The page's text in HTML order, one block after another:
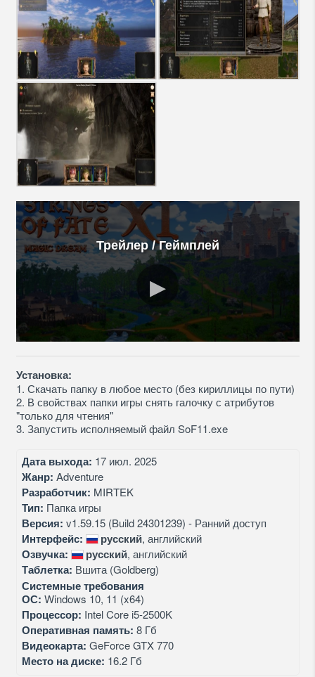
Трейлер / Геймплей
Установка:
1. Скачать папку в любое место (без кириллицы по пути)
2. В свойствах папки игры снять галочку с атрибутов
"только для чтения"
3. Запустить исполняемый файл SoF11.exe
Дата выхода: 17 июл. 2025
Жанр: Adventure
Разработчик: MIRTEK
Тип: Папка игры
Версия: v1.59.15 (Build 24301239) - Ранний доступ
Интерфейс: русский, английский
Озвучка: русский, английский
Таблетка: Вшита (Goldberg)
Системные требования
ОС: Windows 10, 11 (x64)
Процессор: Intel Core i5-2500K
Оперативная память: 8 Гб
Видеокарта: GeForce GTX 770
Место на диске: 16.2 Гб